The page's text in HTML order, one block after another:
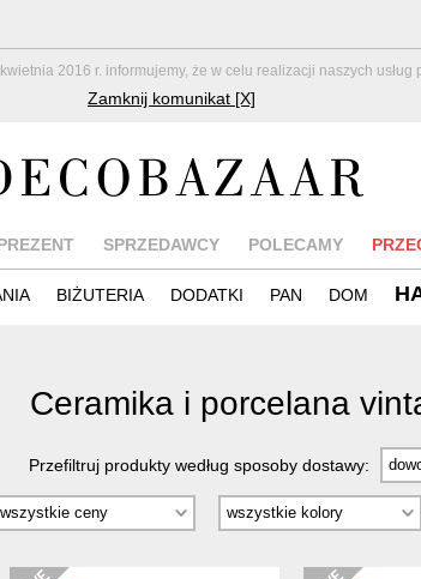
2016 r. informujemy, że w celu realizacji naszych usług
Zamknij komunikat [X]
SPRZEDAWCY POLECAMY
BIŻUTERIA DODATKI PAN DOM
Ceramika i porcelana
Przefiltruj produkty według sposoby dostawy: